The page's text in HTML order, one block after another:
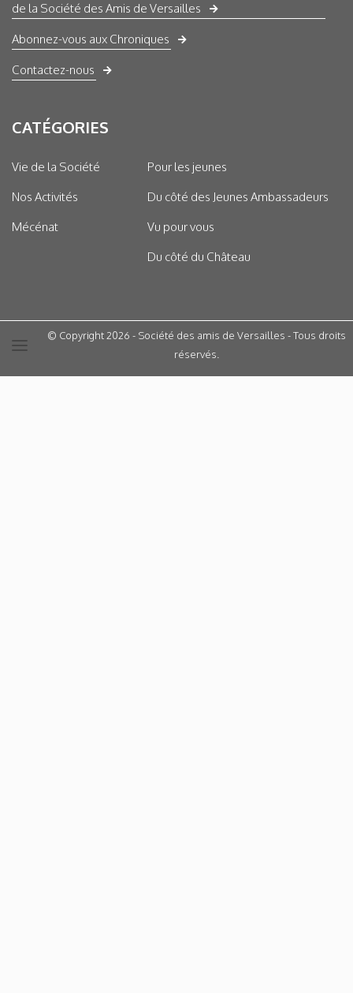
de la Société des Amis de Versailles
Abonnez-vous aux Chroniques
Contactez-nous
CATÉGORIES
Vie de la Société
Nos Activités
Mécénat
Pour les jeunes
Du côté des Jeunes Ambassadeurs
Vu pour vous
Du côté du Château
© Copyright 2026 - Société des amis de Versailles - Tous droits
réservés.